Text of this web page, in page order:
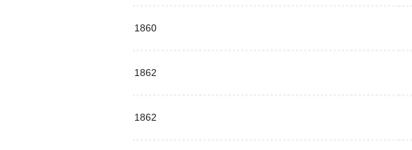
1860
1862
1862